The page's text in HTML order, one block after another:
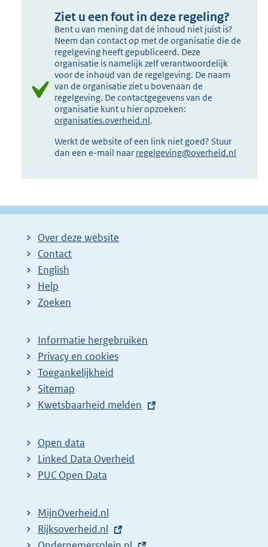
Ziet u een fout in deze regeling?
Bent u van mening dat de inhoud niet juist is?
Neem dan contact op met de organisatie die de
regelgeving heeft gepubliceerd. Deze
organisatie is namelijk zelf verantwoordelijk
voor de inhoud van de regelgeving. De naam
van de organisatie ziet u bovenaan de
regelgeving. De contactgegevens van de
organisatie kunt u hier opzoeken:
organisaties.overheid.nl.
Werkt de website of een link niet goed? Stuur
dan een e-mail naar regelgeving@overheid.nl
Over deze website
Contact
English
Help
Zoeken
Informatie hergebruiken
Privacy en cookies
Toegankelijkheid
Sitemap
E
t
e
r
l
i
Kwetsbaarheid melden
Open data
Linked Data Overheid
PUC Open Data
MijnOverheid.nl
E
Rijksoverheid.nl